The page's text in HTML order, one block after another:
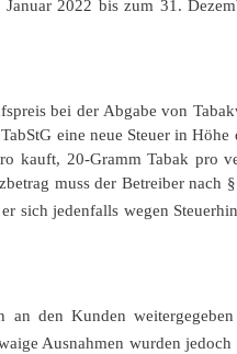
2022 bis zum 31.
bei der Abgabe von
eine neue Steuer in
kauft, 20-Gramm Tabak pro
muss der Betreiber nach
sich jedenfalls wegen
an den Kunden
Ausnahmen wurden